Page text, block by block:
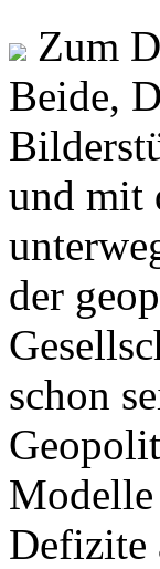
Zum
Beide,
und mit
der
schon
Modelle
Defizite